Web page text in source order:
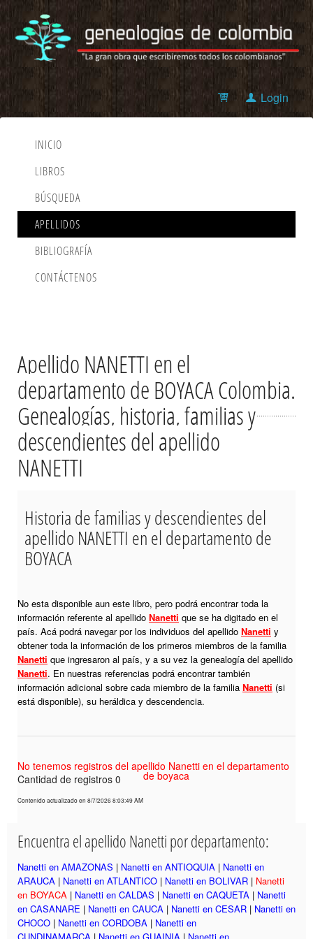
Login
INICIO
LIBROS
BÚSQUEDA
APELLIDOS
BIBLIOGRAFÍA
CONTÁCTENOS
Apellido NANETTI en el
departamento de BOYACA Colombia.
Genealogías, historia, familias y
descendientes del apellido
NANETTI
Historia de familias y descendientes del
apellido NANETTI en el departamento de
BOYACA
No esta disponible aun este libro, pero podrá encontrar toda la
información referente al apellido Nanetti que se ha digitado en el
país. Acá podrá navegar por los individuos del apellido Nanetti y
obtener toda la información de los primeros miembros de la familia
Nanetti que ingresaron al país, y a su vez la genealogía del apellido
Nanetti. En nuestras referencias podrá encontrar también
información adicional sobre cada miembro de la familia Nanetti (si
está disponible), su heráldica y descendencia.
No tenemos registros del apellido Nanetti en el departamento
de boyaca
Cantidad de registros 0
Contenido actualizado en 8/7/2026 8:03:49 AM
Encuentra el apellido Nanetti por departamento:
Nanetti en AMAZONAS | Nanetti en ANTIOQUIA | Nanetti en
ARAUCA | Nanetti en ATLANTICO | Nanetti en BOLIVAR | Nanetti
en BOYACA | Nanetti en CALDAS | Nanetti en CAQUETA | Nanetti
en CASANARE | Nanetti en CAUCA | Nanetti en CESAR | Nanetti en
CHOCO | Nanetti en CORDOBA | Nanetti en